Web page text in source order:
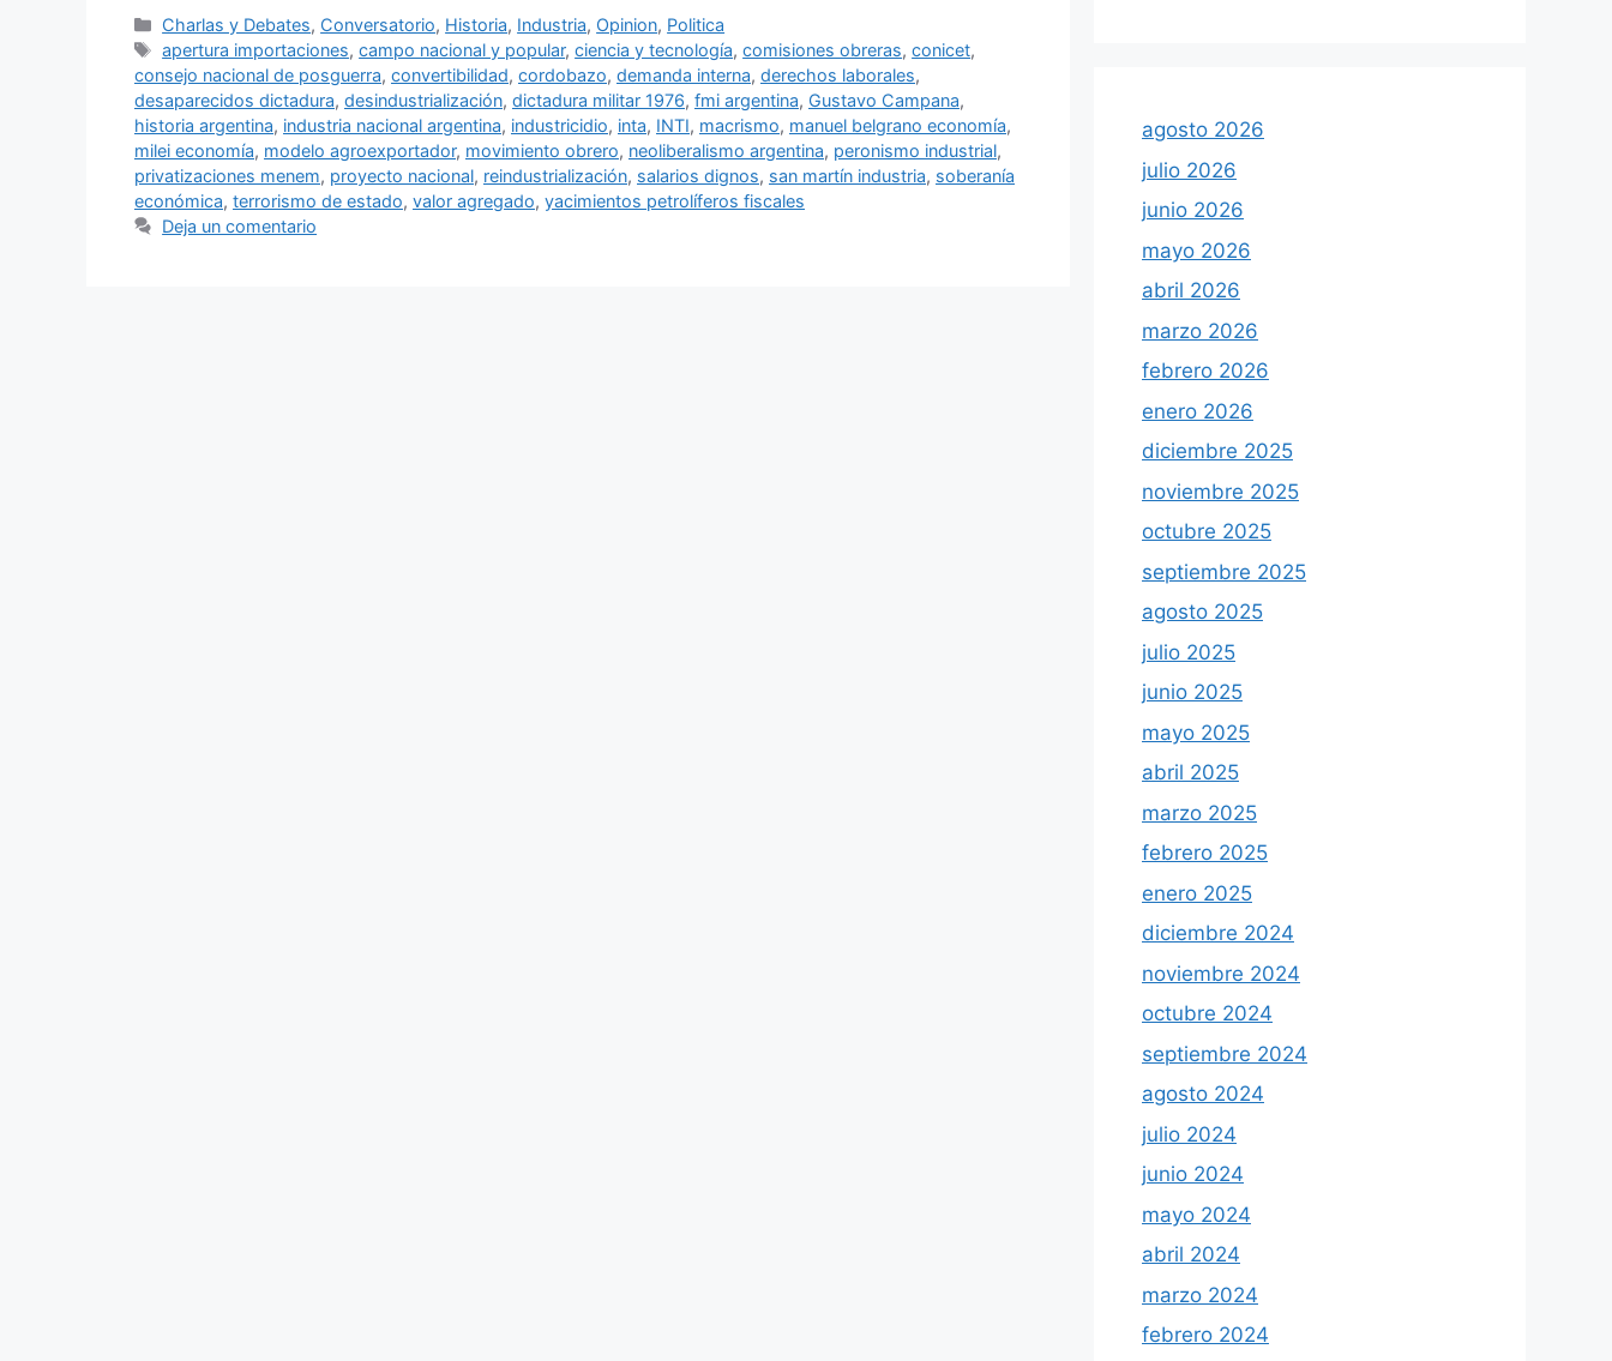
Charlas y Debates, Conversatorio, Historia, Industria, Opinion, Politica
apertura importaciones,campo nacional y popular,ciencia y tecnología,comisiones obreras,conicet,
consejo nacional de posguerra, convertibilidad, cordobazo, demanda interna, derechos laborales,
desaparecidos dictadura, desindustrialización, dictadura militar 1976, fmi argentina, Gustavo Campana,
historia argentina, industria nacional argentina, industricidio, inta, INTI, macrismo, manuel belgrano economía,
milei economía, modelo agroexportador, movimiento obrero, neoliberalismo argentina, peronismo industrial,
privatizaciones menem, proyecto nacional, reindustrialización, salarios dignos, san martín industria, soberanía
económica, terrorismo de estado, valor agregado, yacimientos petrolíferos fiscales
Deja un comentario
agosto 2026
julio 2026
junio 2026
mayo 2026
abril 2026
marzo 2026
febrero 2026
enero 2026
diciembre 2025
noviembre 2025
octubre 2025
septiembre 2025
agosto 2025
julio 2025
junio 2025
mayo 2025
abril 2025
marzo 2025
febrero 2025
enero 2025
diciembre 2024
noviembre 2024
octubre 2024
septiembre 2024
agosto 2024
julio 2024
junio 2024
mayo 2024
abril 2024
marzo 2024
febrero 2024